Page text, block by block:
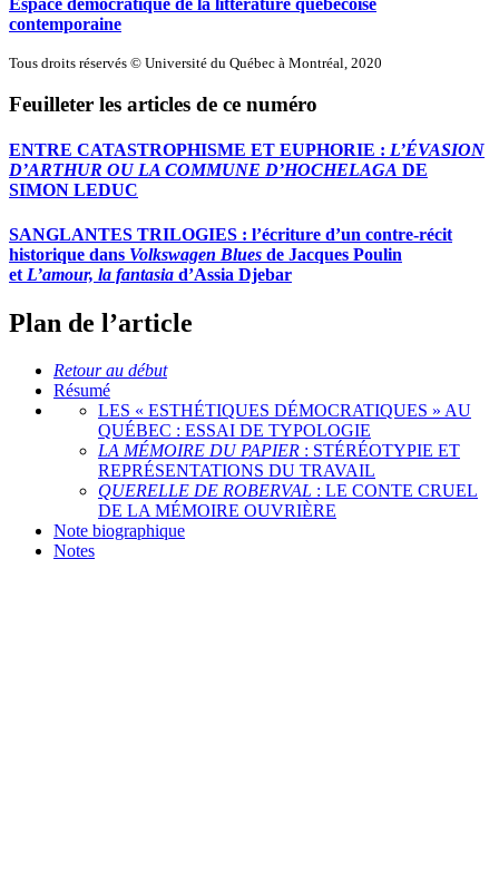
contemporaine
Tous droits réservés © Université du Québec à Montréal, 2020
Feuilleter les articles de ce numéro
ENTRE CATASTROPHISME ET EUPHORIE : L’ÉVASION
D’ARTHUR OU LA COMMUNE D’HOCHELAGA DE
SIMON LEDUC
SANGLANTES TRILOGIES : l’écriture d’un contre-récit
historique dans Volkswagen Blues de Jacques Poulin
et L’amour, la fantasia d’Assia Djebar
Plan de l’article
Retour au début
Résumé
LES « ESTHÉTIQUES DÉMOCRATIQUES » AU
QUÉBEC : ESSAI DE TYPOLOGIE
LA MÉMOIRE DU PAPIER : STÉRÉOTYPIE ET
REPRÉSENTATIONS DU TRAVAIL
QUERELLE DE ROBERVAL : LE CONTE CRUEL
DE LA MÉMOIRE OUVRIÈRE
Note biographique
Notes